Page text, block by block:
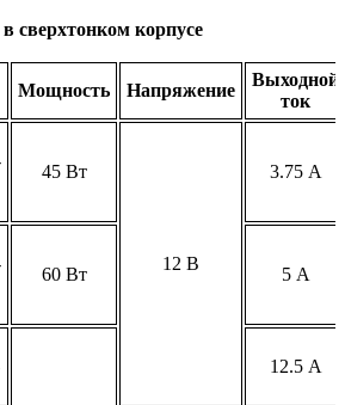
сверхтонком корпусе
Мощность Напряжение
Выходной
ток
45 Вт
12 В
3.75 А
60 Вт 5 А
12.5 А